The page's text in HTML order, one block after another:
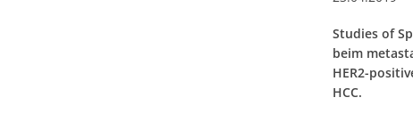
Studies of
beim
HER2-
HCC.